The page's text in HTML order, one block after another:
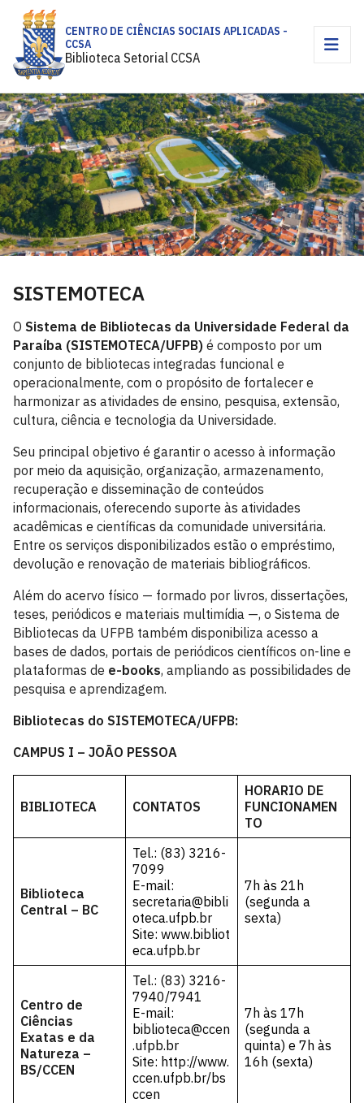
CENTRO DE CIÊNCIAS SOCIAIS APLICADAS -
CCSA
Biblioteca Setorial CCSA
SISTEMOTECA
O Sistema de Bibliotecas da Universidade Federal da
Paraíba (SISTEMOTECA/UFPB) é composto por um
conjunto de bibliotecas integradas funcional e
operacionalmente, com o propósito de fortalecer e
harmonizar as atividades de ensino, pesquisa, extensão,
cultura, ciência e tecnologia da Universidade.
Seu principal objetivo é garantir o acesso à informação
por meio da aquisição, organização, armazenamento,
recuperação e disseminação de conteúdos
informacionais, oferecendo suporte às atividades
acadêmicas e científicas da comunidade universitária.
Entre os serviços disponibilizados estão o empréstimo,
devolução e renovação de materiais bibliográficos.
Além do acervo físico — formado por livros, dissertações,
teses, periódicos e materiais multimídia —, o Sistema de
Bibliotecas da UFPB também disponibiliza acesso a
bases de dados, portais de periódicos científicos on-line e
plataformas de e-books, ampliando as possibilidades de
pesquisa e aprendizagem.
Bibliotecas do SISTEMOTECA/UFPB:
CAMPUS I – JOÃO PESSOA
BIBLIOTECA CONTATOS
HORARIO DE
FUNCIONAMEN
TO
Biblioteca
Central – BC
Tel.: (83) 3216-
7099
E-mail:
secretaria@bibli
oteca.ufpb.br
Site: www.bibliot
eca.ufpb.br
7h às 21h
(segunda a
sexta)
Centro de
Ciências
Exatas e da
Natureza –
BS/CCEN
Tel.: (83) 3216-
7940/7941
E-mail:
biblioteca@ccen
.ufpb.br
Site: http://www.
ccen.ufpb.br/bs
ccen
7h às 17h
(segunda a
quinta) e 7h às
16h (sexta)